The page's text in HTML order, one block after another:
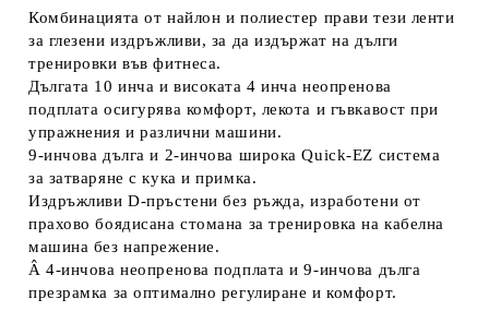
Комбинацията от найлон и полиестер прави тези ленти
за глезени издръжливи, за да издържат на дълги
тренировки във фитнеса.
Дългата 10 инча и високата 4 инча неопренова
подплата осигурява комфорт, лекота и гъвкавост при
упражнения и различни машини.
9-инчова дълга и 2-инчова широка Quick-EZ система
за затваряне с кука и примка.
Издръжливи D-пръстени без ръжда, изработени от
прахово боядисана стомана за тренировка на кабелна
машина без напрежение.
Â 4-инчова неопренова подплата и 9-инчова дълга
презрамка за оптимално регулиране и комфорт.